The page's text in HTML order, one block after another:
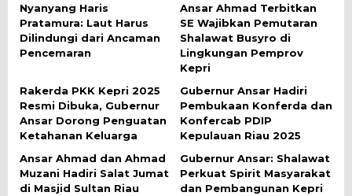
Nyanyang Haris
Pratamura: Laut Harus
Dilindungi dari Ancaman
Pencemaran
Ansar Ahmad Terbitkan
SE Wajibkan Pemutaran
Shalawat Busyro di
Lingkungan Pemprov
Kepri
Rakerda PKK Kepri 2025
Resmi Dibuka, Gubernur
Ansar Dorong Penguatan
Ketahanan Keluarga
Gubernur Ansar Hadiri
Pembukaan Konferda dan
Konfercab PDIP
Kepulauan Riau 2025
Ansar Ahmad dan Ahmad
Muzani Hadiri Salat Jumat
di Masjid Sultan Riau
Gubernur Ansar: Shalawat
Perkuat Spirit Masyarakat
dan Pembangunan Kepri